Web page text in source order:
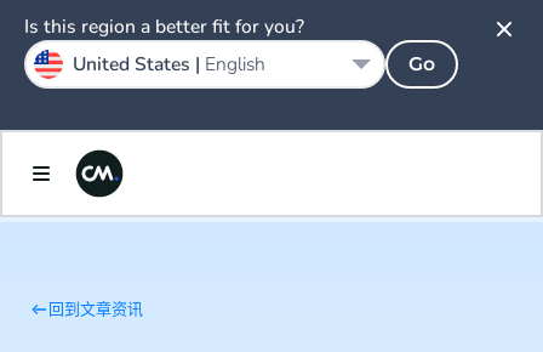
回到文章资讯
Is this region a better fit for you?
United States | English Go